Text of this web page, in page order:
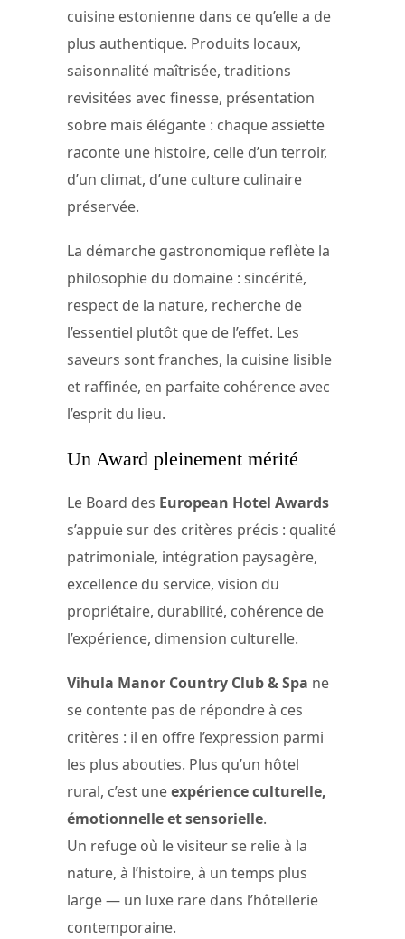
cuisine estonienne dans ce qu’elle a de
plus authentique. Produits locaux,
saisonnalité maîtrisée, traditions
revisitées avec finesse, présentation
sobre mais élégante : chaque assiette
raconte une histoire, celle d’un terroir,
d’un climat, d’une culture culinaire
préservée.
La démarche gastronomique reflète la
philosophie du domaine : sincérité,
respect de la nature, recherche de
l’essentiel plutôt que de l’effet. Les
saveurs sont franches, la cuisine lisible
et raffinée, en parfaite cohérence avec
l’esprit du lieu.
Un Award pleinement mérité
Le Board des European Hotel Awards
s’appuie sur des critères précis : qualité
patrimoniale, intégration paysagère,
excellence du service, vision du
propriétaire, durabilité, cohérence de
l’expérience, dimension culturelle.
Vihula Manor Country Club & Spa ne
se contente pas de répondre à ces
critères : il en offre l’expression parmi
les plus abouties. Plus qu’un hôtel
rural, c’est uneexpérience culturelle,
émotionnelle et sensorielle.
Un refuge où le visiteur se relie à la
nature, à l’histoire, à un temps plus
large — un luxe rare dans l’hôtellerie
contemporaine.